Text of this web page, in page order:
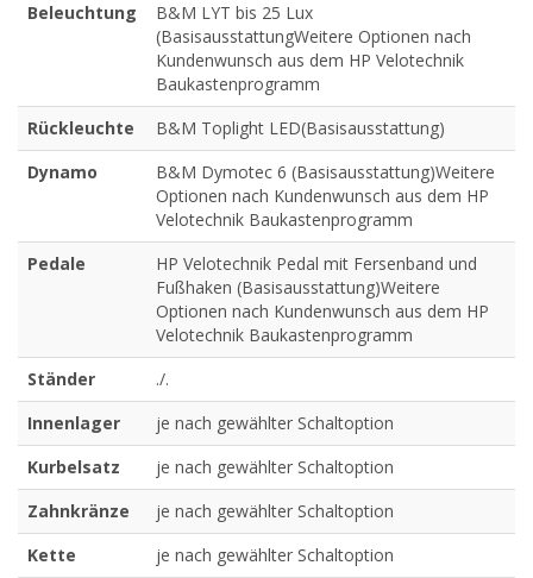
Beleuchtung
B&M LYT bis 25 Lux
(BasisausstattungWeitere Optionen nach
Kundenwunsch aus dem HP Velotechnik
Baukastenprogramm
Rückleuchte
B&M Toplight LED(Basisausstattung)
Dynamo
B&M Dymotec 6 (Basisausstattung)Weitere
Optionen nach Kundenwunsch aus dem HP
Velotechnik Baukastenprogramm
Pedale
HP Velotechnik Pedal mit Fersenband und
Fußhaken (Basisausstattung)Weitere
Optionen nach Kundenwunsch aus dem HP
Velotechnik Baukastenprogramm
Ständer
./.
Innenlager
je nach gewählter Schaltoption
Kurbelsatz
je nach gewählter Schaltoption
Zahnkränze
je nach gewählter Schaltoption
Kette
je nach gewählter Schaltoption